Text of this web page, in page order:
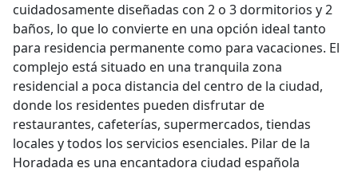
cuidadosamente diseñadas con 2 o 3 dormitorios y 2
baños, lo que lo convierte en una opción ideal tanto
para residencia permanente como para vacaciones. El
complejo está situado en una tranquila zona
residencial a poca distancia del centro de la ciudad,
donde los residentes pueden disfrutar de
restaurantes, cafeterías, supermercados, tiendas
locales y todos los servicios esenciales. Pilar de la
Horadada es una encantadora ciudad española